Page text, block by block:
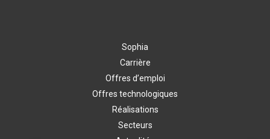
Sophia
Carrière
Offres d’emploi
Offres technologiques
Réalisations
Secteurs